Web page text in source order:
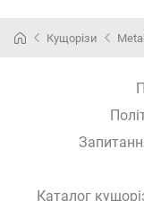
Кущорізи
Каталог